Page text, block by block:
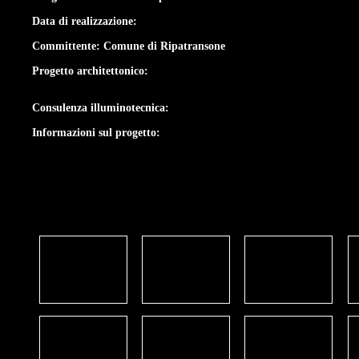
Data di realizzazione:
Committente: Comune di Ripatransone
Progetto architettonico:
Consulenza illuminotecnica:
Informazioni sul progetto: